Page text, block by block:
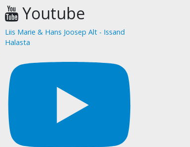
Youtube
Liis Marie & Hans Joosep Alt - Issand
Halasta